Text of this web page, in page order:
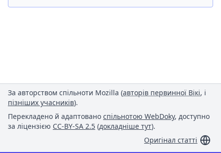
За авторством спільноти Mozilla (авторів первинної Вікі, і
пізніших учасників).
Перекладено й адаптовано спільнотою WebDoky, доступно
за ліцензією CC-BY-SA 2.5 (докладніше тут).
Оригінал статті